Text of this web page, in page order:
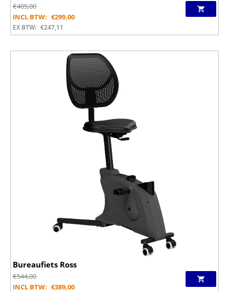
€405,00
INCL BTW: €299,00
EX BTW: €247,11
Bureaufiets Ross
€544,00
INCL BTW: €389,00